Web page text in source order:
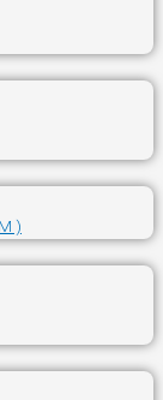
)